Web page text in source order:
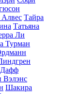
Тайра
Татьяна
Ли
Турман
Вэлэнс
Шакира